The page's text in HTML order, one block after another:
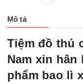
Mô tả
Tiệm đồ thủ
Nam xin
phẩm bao lì